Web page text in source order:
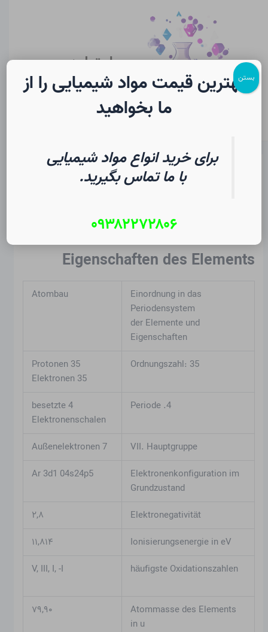
سایت لرن
شیمی
Brom in Chemie |
Christopher J. Ziegler
Eigenschaften des Elements
Einordnung in das
Periodensystem
der Elemente und
Eigenschaften
Atombau
Ordnungszahl: 35
35 Protonen
35 Elektronen
4. Periode
4 besetzte
Elektronenschalen
VII. Hauptgruppe
7 Außenelektronen
Elektronenkonfiguration im
Grundzustand
Ar 3d1 04s24p5
Elektronegativität
۲,۸
Ionisierungsenergie in eV
۱۱,۸۱۴
häufigste Oxidationszahlen
V, III, I, -I
Atommasse des Elements
in u
۷۹,۹۰
بهترین قیمت مواد شیمیایی را از
ما بخواهید
برای خرید انواع مواد شیمیایی
با ما تماس بگیرید.
۰۹۳۸۲۲۷۲۸۰۶
بستن